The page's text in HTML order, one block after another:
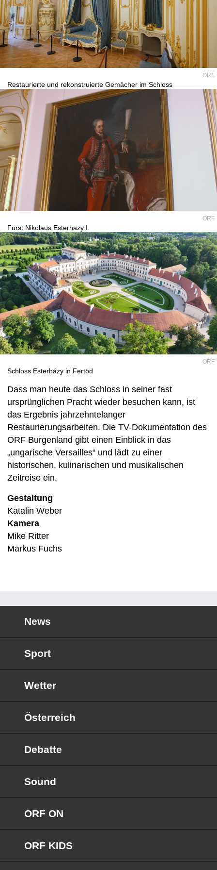
ORF
Restaurierte und rekonstruierte Gemächer im Schloss
ORF
Fürst Nikolaus Esterhazy I.
ORF
Schloss Esterházy in Fertöd
Dass man heute das Schloss in seiner fast
ursprünglichen Pracht wieder besuchen kann, ist
das Ergebnis jahrzehntelanger
Restaurierungsarbeiten. Die TV-Dokumentation des
ORF Burgenland gibt einen Einblick in das
„ungarische Versailles“ und lädt zu einer
historischen, kulinarischen und musikalischen
Zeitreise ein.
Gestaltung
Katalin Weber
Kamera
Mike Ritter
Markus Fuchs
News
Sport
Wetter
Österreich
Debatte
Sound
ORF ON
ORF KIDS